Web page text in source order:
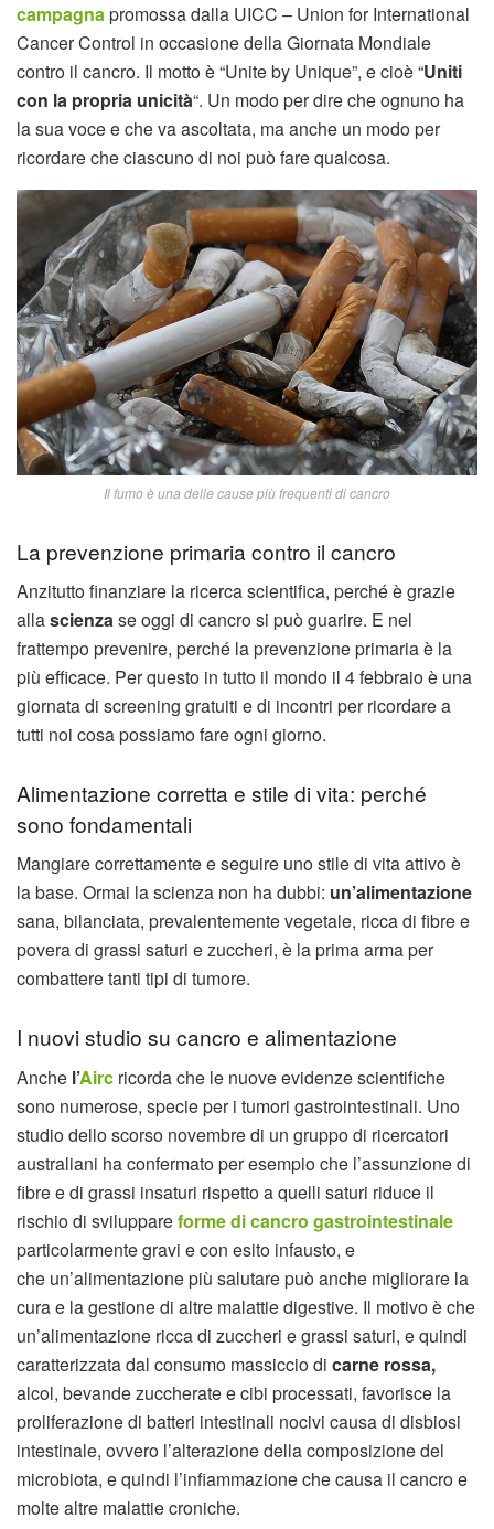
campagnapromossa dalla UICC – Union for International
Cancer Control in occasione della Giornata Mondiale
contro il cancro. Il motto è “Unite by Unique”, e cioè “Uniti
con la propria unicità“. Un modo per dire che ognuno ha
la sua voce e che va ascoltata, ma anche un modo per
ricordare che ciascuno di noi può fare qualcosa.
Il fumo è una delle cause più frequenti di cancro
La prevenzione primaria contro il cancro
Anzitutto finanziare la ricerca scientifica, perché è grazie
allascienzase oggi di cancro si può guarire. E nel
frattempo prevenire, perché la prevenzione primaria è la
più efficace. Per questo in tutto il mondo il 4 febbraio è una
giornata di screening gratuiti e di incontri per ricordare a
tutti noi cosa possiamo fare ogni giorno.
Alimentazione corretta e stile di vita: perché
sono fondamentali
Mangiare correttamente e seguire uno stile di vita attivo è
la base. Ormai la scienza non ha dubbi: un’alimentazione
sana, bilanciata, prevalentemente vegetale, ricca di fibre e
povera di grassi saturi e zuccheri, è la prima arma per
combattere tanti tipi di tumore.
I nuovi studio su cancro e alimentazione
Anche l’Airc ricorda che le nuove evidenze scientifiche
sono numerose, specie per i tumori gastrointestinali. Uno
studio dello scorso novembre di un gruppo di ricercatori
australiani ha confermato per esempio che l’assunzione di
fibre e di grassi insaturi rispetto a quelli saturi riduce il
rischio di sviluppareforme di cancro gastrointestinale
particolarmente gravi e con esito infausto, e
che un’alimentazione più salutare può anche migliorare la
cura e la gestione di altre malattie digestive. Il motivo è che
un’alimentazione ricca di zuccheri e grassi saturi, e quindi
caratterizzata dal consumo massiccio di carne rossa,
alcol, bevande zuccherate e cibi processati, favorisce la
proliferazione di batteri intestinali nocivi causa di disbiosi
intestinale, ovvero l’alterazione della composizione del
microbiota, e quindi l’infiammazione che causa il cancro e
molte altre malattie croniche.